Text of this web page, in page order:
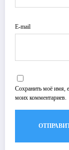
E-mail
Сохранить моё имя,
моих комментариев.